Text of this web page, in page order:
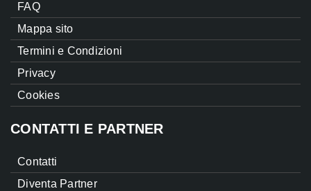
FAQ
Mappa sito
Termini e Condizioni
Privacy
Cookies
CONTATTI E PARTNER
Contatti
Diventa Partner